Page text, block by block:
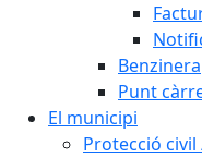
Benzinera
Punt
El municipi
Protecció